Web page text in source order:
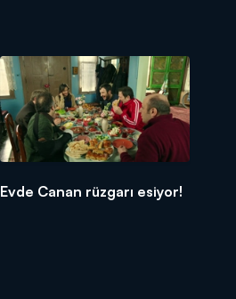
Evde Canan rüzgarı esiyor!